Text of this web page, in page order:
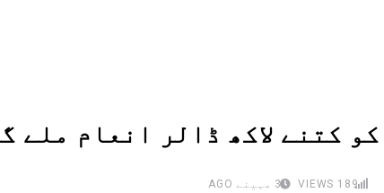
189 3 مہینے AGO